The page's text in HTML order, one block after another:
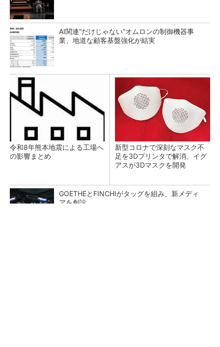
AI関連“だけじゃない”オムロンの制御機器事
業、地道な顧客基盤強化が結実
令和8年熊本地震による工場へ
の影響まとめ
新型コロナで深刻なマスク不
足を3Dプリンタで解消、イグ
アスが3Dマスクを開発
GOETHEとFINCHIがタッグを組み、新メディ
アを創設